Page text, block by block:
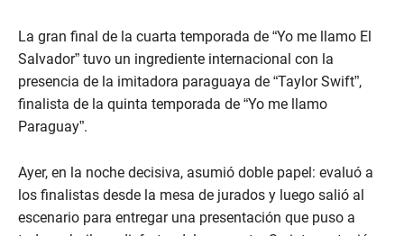
La gran final de la cuarta temporada de “Yo me llamo El
Salvador” tuvo un ingrediente internacional con la
presencia de la imitadora paraguaya de “Taylor Swift”,
finalista de la quinta temporada de “Yo me llamo
Paraguay”.
Ayer, en la noche decisiva, asumió doble papel: evaluó a
los finalistas desde la mesa de jurados y luego salió al
escenario para entregar una presentación que puso a